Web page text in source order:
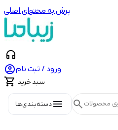
پرش به محتوای اصلی
headphones
ورود / ثبت نام
 سبد خرید
menuدسته‌بندی‌ها search